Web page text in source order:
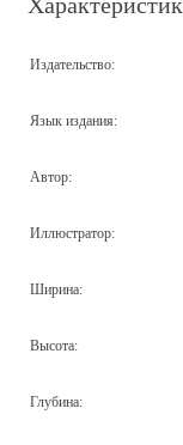
Издательство:
Язык издания:
Автор:
Иллюстратор:
Ширина:
Высота:
Глубина: